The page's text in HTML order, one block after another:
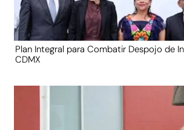
Plan Integral para Combatir Despojo de
CDMX